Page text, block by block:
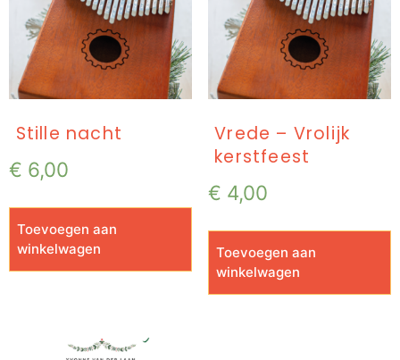
Stille nacht
€ 6,00
Toevoegen aan
winkelwagen
Vrede – Vrolijk
kerstfeest
€ 4,00
Toevoegen aan
winkelwagen